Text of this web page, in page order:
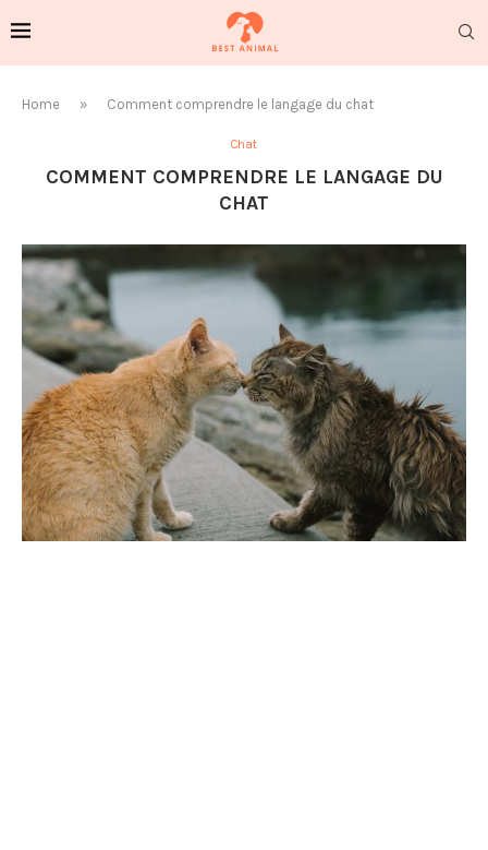
Home » Comment comprendre le langage du chat
Chat
COMMENT COMPRENDRE LE LANGAGE DU
CHAT